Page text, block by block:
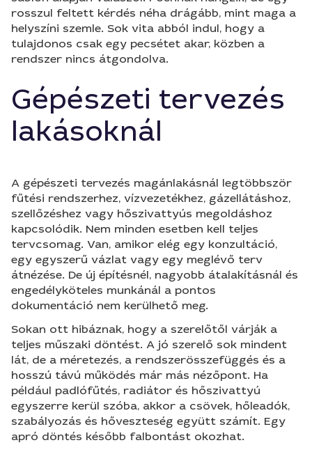
rosszul feltett kérdés néha drágább, mint maga a
helyszíni szemle. Sok vita abból indul, hogy a
tulajdonos csak egy pecsétet akar, közben a
rendszer nincs átgondolva.
Gépészeti tervezés
lakásoknál
A gépészeti tervezés magánlakásnál legtöbbször
fűtési rendszerhez, vízvezetékhez, gázellátáshoz,
szellőzéshez vagy hőszivattyús megoldáshoz
kapcsolódik. Nem minden esetben kell teljes
tervcsomag. Van, amikor elég egy konzultáció,
egy egyszerű vázlat vagy egy meglévő terv
átnézése. De új építésnél, nagyobb átalakításnál és
engedélyköteles munkánál a pontos
dokumentáció nem kerülhető meg.
Sokan ott hibáznak, hogy a szerelőtől várják a
teljes műszaki döntést. A jó szerelő sok mindent
lát, de a méretezés, a rendszerösszefüggés és a
hosszú távú működés már más nézőpont. Ha
például padlófűtés, radiátor és hőszivattyú
egyszerre kerül szóba, akkor a csövek, hőleadók,
szabályozás és hőveszteség együtt számít. Egy
apró döntés később falbontást okozhat.